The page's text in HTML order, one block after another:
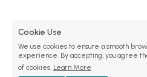
Cookie Use
We use cookies to ensure a smooth
experience. By accepting, you agree
of cookies. Learn More